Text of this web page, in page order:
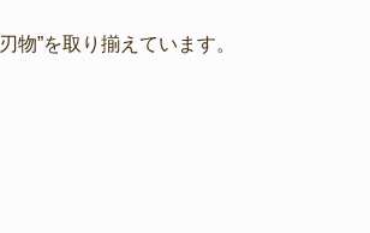
物”を取り揃えています。